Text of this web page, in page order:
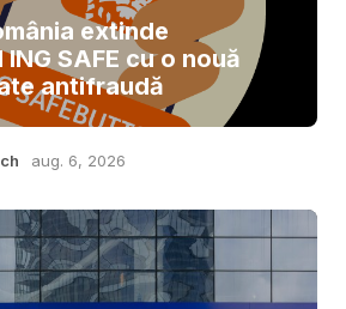
extinde
SAFE cu o nouă
antifraudă
aug. 6, 2026